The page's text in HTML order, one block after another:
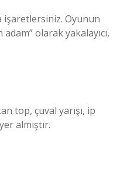
işaretlersiniz. Oyunun
olarak yakalayıcı,
top, çuval yarışı, ip
almıştır.